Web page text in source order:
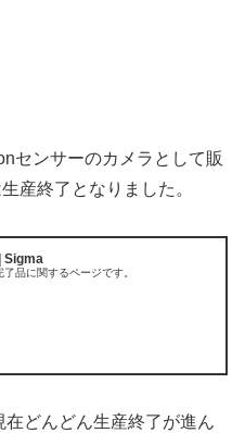
センサーのカメラとして販
産終了となりました。
Sigma
品に関するページです。
どんどん生産終了が進ん